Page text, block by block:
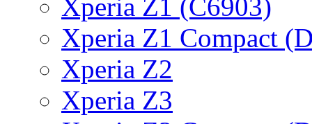
Xperia Z1 (C6903)
Xperia Z1 Compact
Xperia Z2
Xperia Z3